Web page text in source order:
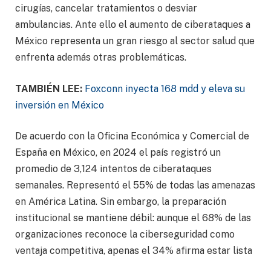
cirugías, cancelar tratamientos o desviar
ambulancias. Ante ello el aumento de ciberataques a
México representa un gran riesgo al sector salud que
enfrenta además otras problemáticas.
TAMBIÉN LEE: Foxconn inyecta 168 mdd y eleva su
inversión en México
De acuerdo con la Oficina Económica y Comercial de
España en México, en 2024 el país registró un
promedio de 3,124 intentos de ciberataques
semanales. Representó el 55% de todas las amenazas
en América Latina. Sin embargo, la preparación
institucional se mantiene débil: aunque el 68% de las
organizaciones reconoce la ciberseguridad como
ventaja competitiva, apenas el 34% afirma estar lista